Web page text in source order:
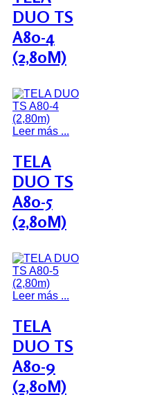
DUO TS
A80-4
(2,80M)
Leer más ...
TELA
DUO TS
A80-5
(2,80M)
Leer más ...
TELA
DUO TS
A80-9
(2,80M)